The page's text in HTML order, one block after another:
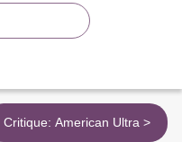
Critique: American Ultra >